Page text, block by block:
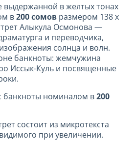
выдержанной в желтых тонах
в200 сомов размером 138 х
Алыкула Осмонова —
и переводчика,
солнца и волн.
банкноты: жемчужина
Иссык-Куль и посвященные
банкноты номиналом в200
состоит из микротекста
при увеличении.